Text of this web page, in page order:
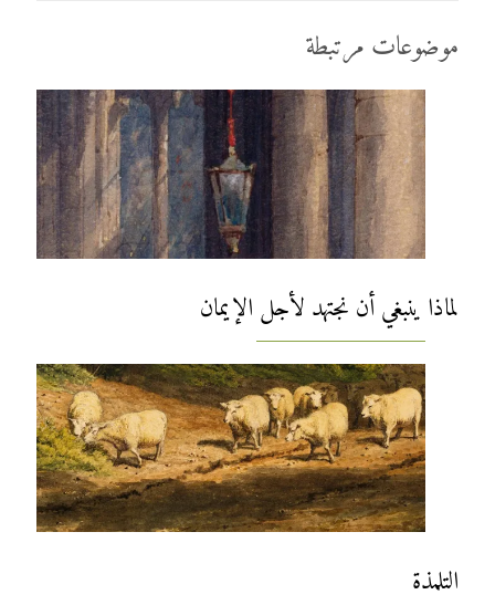
موضوعات مرتبطة
لماذا ينبغي أن نجتهد لأجل الإيمان
التلمذة